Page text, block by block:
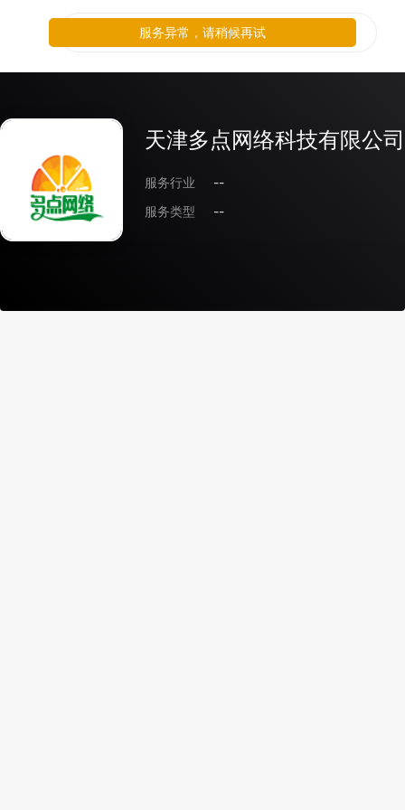
天津多点网络科技有限公司
服务行业
--
服务类型
--
服务异常，请稍候再试